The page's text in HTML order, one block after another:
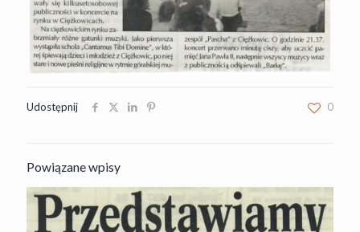
Udostępnij 0
Powiązane wpisy